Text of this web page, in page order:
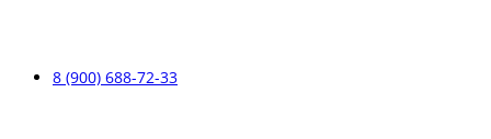
8 (900) 688-72-33